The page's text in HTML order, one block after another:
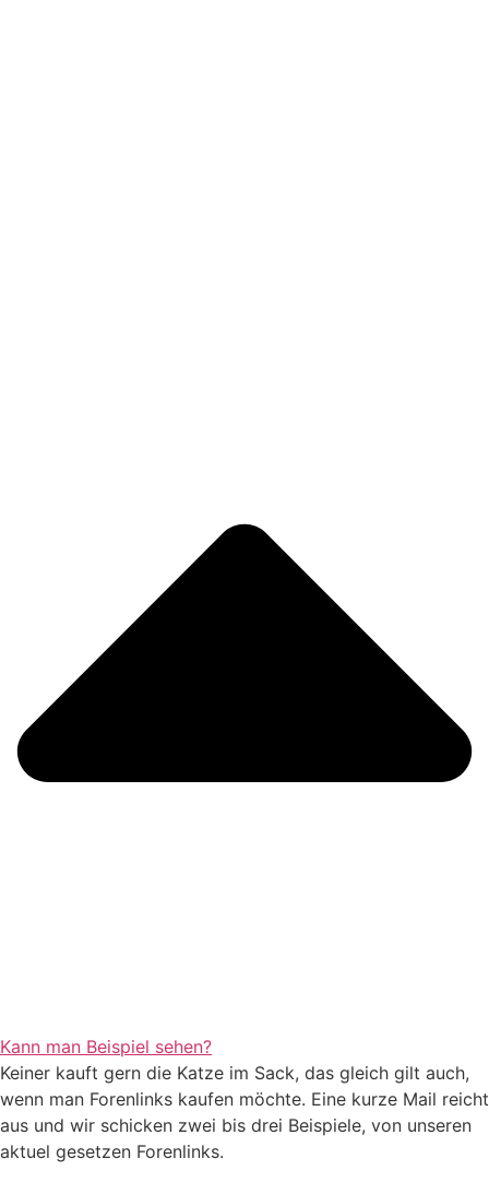
Kann man Beispiel sehen?
Keiner kauft gern die Katze im Sack, das gleich gilt auch,
wenn man Forenlinks kaufen möchte. Eine kurze Mail reicht
aus und wir schicken zwei bis drei Beispiele, von unseren
aktuel gesetzen Forenlinks.